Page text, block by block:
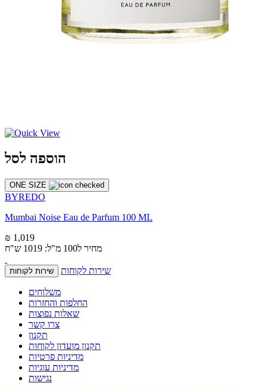
הוספה לסל
ONE SIZE
BYREDO
Mumbai Noise Eau de Parfum 100 ML
₪ 1,019
מחיר ל100 מ"ל: 1019 ש"ח
שירות לקוחות שירות לקוחות
משלוחים
החלפות והחזרות
שאלות נפוצות
צרו קשר
תקנון
תקנון מועדון לקוחות
מדיניות פרטיות
מדיניות עוגיות
נגישות